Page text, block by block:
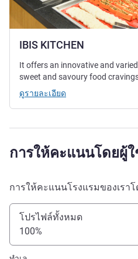
IBIS KITCHEN
It offers an innovative and
sweet and savoury food
ดูรายละเอียด
การให้คะแนนโดยผู้ใ
การให้คะแนนโรงแรมของเรา
โปรไฟล์ทั้งหมด
100%